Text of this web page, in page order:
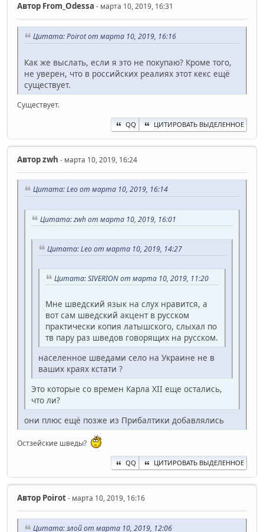
Автор From_Odessa - марта 10, 2019, 16:31
Цитата: Poirot от марта 10, 2019, 16:16
Как же выслать, если я это не покупаю? Кроме того,
не уверен, что в российских реалиях этот кекс ещё
существует.
Существует.
QQ ЦИТИРОВАТЬ ВЫДЕЛЕННОЕ
Авторzwh - марта 10, 2019, 16:24
Цитата: Leo от марта 10, 2019, 16:14
Цитата: zwh от марта 10, 2019, 16:01
Цитата: Leo от марта 10, 2019, 14:27
Цитата: SIVERION от марта 10, 2019, 11:20
Мне шведский язык на слух нравится, а
вот сам шведский акцент в русском
практически копия латышского, слыхал по
тв пару раз шведов говорящих на русском.
населенное шведами село на Украине не в
ваших краях кстати ?
Это которые со времен Карла XII еще остались,
что ли?
они плюс ещё позже из Прибалтики добавлялись
Остзейские шведы?
QQ ЦИТИРОВАТЬ ВЫДЕЛЕННОЕ
Автор Poirot- марта 10, 2019, 16:16
Цитата: злой от марта 10, 2019, 12:06